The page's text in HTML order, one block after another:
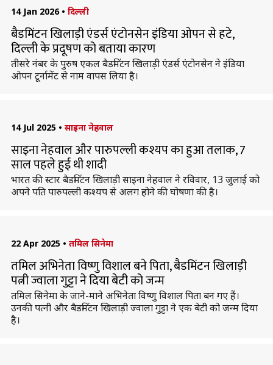
14 Jan 2026 • दिल्ली
बैडमिंटन खिलाड़ी एंडर्स एंटोनसेन इंडिया ओपन से हटे,
दिल्ली के प्रदूषण को बताया कारण
तीसरे नंबर के पुरुष एकल बैडमिंटन खिलाड़ी एंडर्स एंटोनसेन ने इंडिया
ओपन टूर्नामेंट से नाम वापस लिया है।
14 Jul 2025 • साइना नेहवाल
साइना नेहवाल और पारुपल्ली कश्यप का हुआ तलाक, 7
साल पहले हुई थी शादी
भारत की स्टार बैडमिंटन खिलाड़ी साइना नेहवाल ने रविवार, 13 जुलाई को
अपने पति पारुपल्ली कश्यप से अलग होने की घोषणा की है।
22 Apr 2025 • तमिल सिनेमा
तमिल अभिनेता विष्णु विशाल बने पिता, बैडमिंटन खिलाड़ी
पत्नी ज्वाला गुट्टा ने दिया बेटी को जन्म
तमिल सिनेमा के जाने-माने अभिनेता विष्णु विशाल पिता बन गए हैं।
उनकी पत्नी और बैडमिंटन खिलाड़ी ज्वाला गुट्टा ने एक बेटी को जन्म दिया
है।